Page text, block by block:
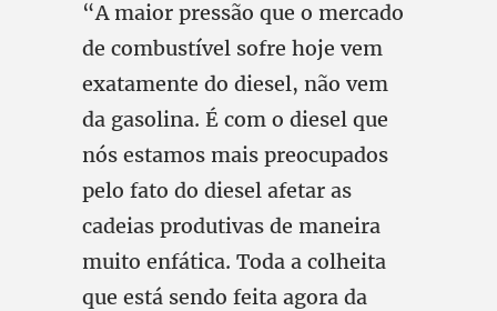
“A maior pressão que o mercado
de combustível sofre hoje vem
exatamente do diesel, não vem
da gasolina. É com o diesel que
nós estamos mais preocupados
pelo fato do diesel afetar as
cadeias produtivas de maneira
muito enfática. Toda a colheita
que está sendo feita agora da